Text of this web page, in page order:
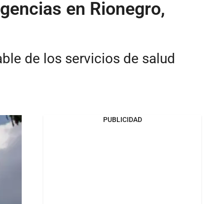
en Rionegro,
de los servicios de salud
PUBLICIDAD